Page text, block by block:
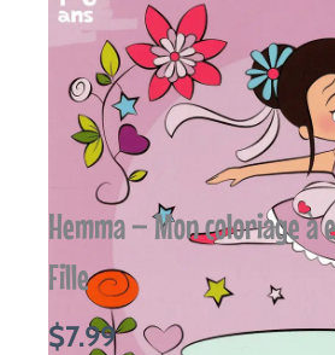
Hemma – Mon coloriage
Fille
$7.99